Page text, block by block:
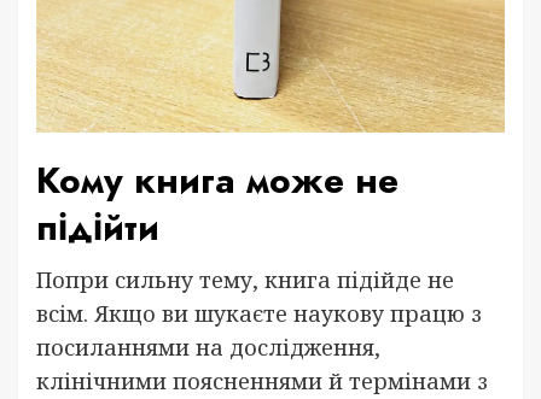
Кому книга може не
підійти
Попри сильну тему, книга підійде не
всім. Якщо ви шукаєте наукову працю з
посиланнями на дослідження,
клінічними поясненнями й термінами з